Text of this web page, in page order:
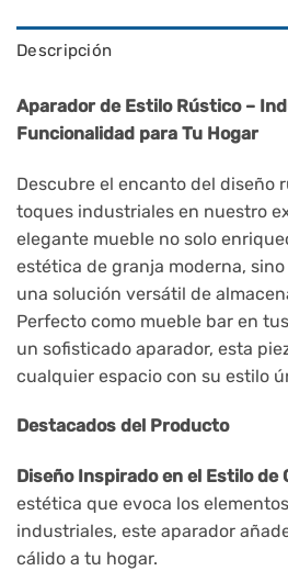
Descripción
Aparador de Estilo Rústico –
Funcionalidad para Tu Hogar
Descubre el encanto del diseño
toques industriales en nuestro
elegante mueble no solo
estética de granja moderna,
una solución versátil de
Perfecto como mueble bar en
un sofisticado aparador, esta
cualquier espacio con su estilo
Destacados del Producto
Diseño Inspirado en el Estilo de
estética que evoca los
industriales, este aparador
cálido a tu hogar.